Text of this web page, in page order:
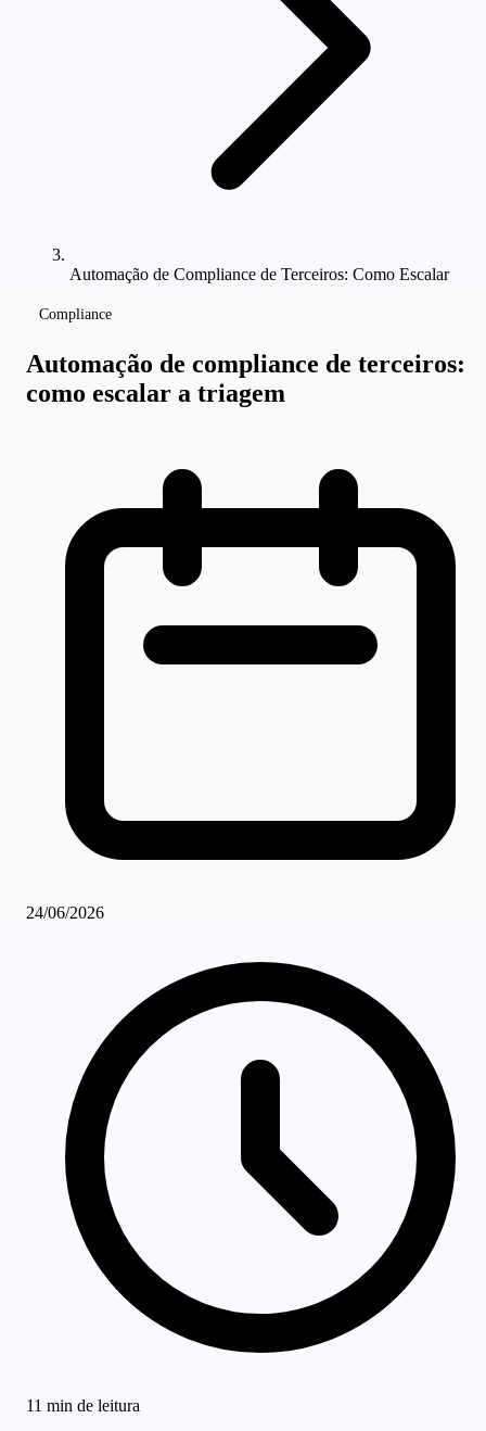
Automação de Compliance de Terceiros: Como Escalar
Compliance
Automação de compliance de terceiros:
como escalar a triagem
24/06/2026
11 min de leitura